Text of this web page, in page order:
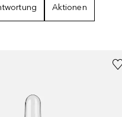
Aktionen